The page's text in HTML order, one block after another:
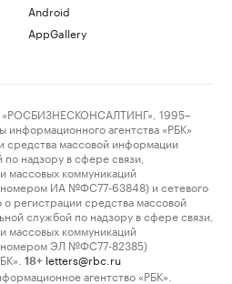
Android
AppGallery
1995–
агентства «РБК»
средства массовой информации
надзору в сфере связи,
массовых коммуникаций
номером ИА №ФС77-63848) и сетевого
о регистрации средства массовой
службой по надзору в сфере связи,
массовых коммуникаций
номером ЭЛ №ФС77-82385)
18+ letters@rbc.ru
агентство «РБК».